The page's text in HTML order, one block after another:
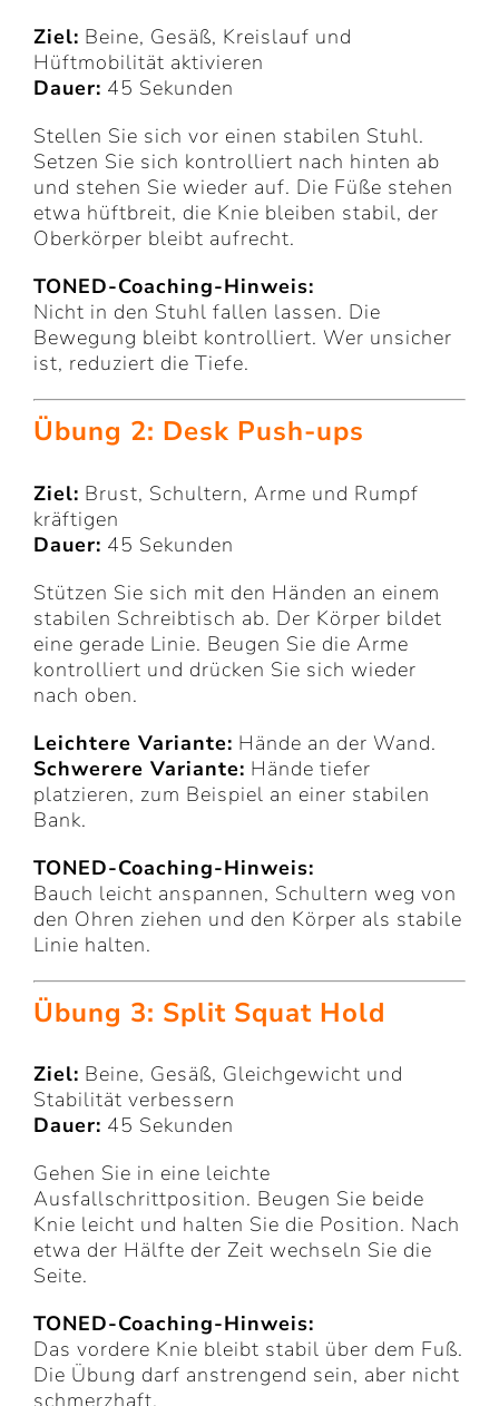
Ziel: Beine, Gesäß, Kreislauf und
Hüftmobilität aktivieren
Dauer: 45 Sekunden
Stellen Sie sich vor einen stabilen Stuhl.
Setzen Sie sich kontrolliert nach hinten ab
und stehen Sie wieder auf. Die Füße stehen
etwa hüftbreit, die Knie bleiben stabil, der
Oberkörper bleibt aufrecht.
TONED-Coaching-Hinweis:
Nicht in den Stuhl fallen lassen. Die
Bewegung bleibt kontrolliert. Wer unsicher
ist, reduziert die Tiefe.
Übung 2: Desk Push-ups
Ziel: Brust, Schultern, Arme und Rumpf
kräftigen
Dauer: 45 Sekunden
Stützen Sie sich mit den Händen an einem
stabilen Schreibtisch ab. Der Körper bildet
eine gerade Linie. Beugen Sie die Arme
kontrolliert und drücken Sie sich wieder
nach oben.
Leichtere Variante: Hände an der Wand.
Schwerere Variante: Hände tiefer
platzieren, zum Beispiel an einer stabilen
Bank.
TONED-Coaching-Hinweis:
Bauch leicht anspannen, Schultern weg von
den Ohren ziehen und den Körper als stabile
Linie halten.
Übung 3: Split Squat Hold
Ziel: Beine, Gesäß, Gleichgewicht und
Stabilität verbessern
Dauer: 45 Sekunden
Gehen Sie in eine leichte
Ausfallschrittposition. Beugen Sie beide
Knie leicht und halten Sie die Position. Nach
etwa der Hälfte der Zeit wechseln Sie die
Seite.
TONED-Coaching-Hinweis:
Das vordere Knie bleibt stabil über dem Fuß.
Die Übung darf anstrengend sein, aber nicht
schmerzhaft.